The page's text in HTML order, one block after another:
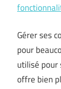
Gérer ses
pour
utilisé pour
offre bien